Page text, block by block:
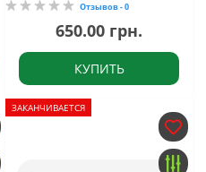
Отзывов - 0
650.00 грн.
КУПИТЬ
ЗАКАНЧИВАЕТСЯ